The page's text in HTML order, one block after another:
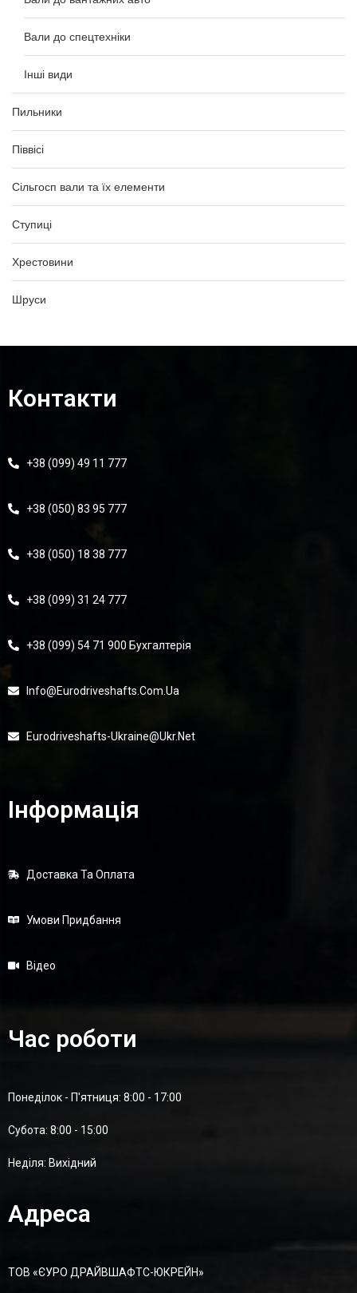
Вали до спецтехніки
Інші види
Пильники
Піввісі
Сільгосп вали та їх елементи
Ступиці
Хрестовини
Шруси
Контакти
+38 (099) 49 11 777
+38 (050) 83 95 777
+38 (050) 18 38 777
+38 (099) 31 24 777
+38 (099) 54 71 900 Бухгалтерія
Info@eurodriveshafts.com.ua
Eurodriveshafts-Ukraine@ukr.net
Інформація
Доставка Та Оплата
Умови Придбання
Відео
Час роботи
Понеділок - П'ятниця: 8:00 - 17:00
Суботa: 8:00 - 15:00
Неділя: Вихідний
Адреса
ТОВ «ЄУРО ДРАЙВШАФТC-ЮКРЕЙН»